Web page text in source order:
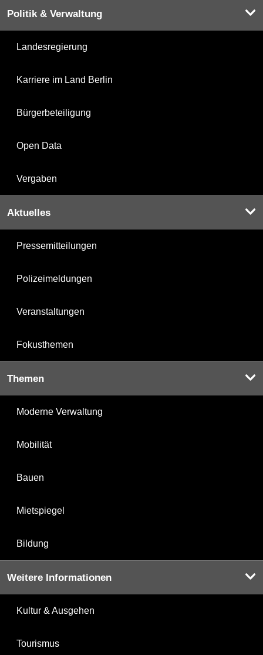
Politik & Verwaltung
Landesregierung
Karriere im Land Berlin
Bürgerbeteiligung
Open Data
Vergaben
Aktuelles
Pressemitteilungen
Polizeimeldungen
Veranstaltungen
Fokusthemen
Themen
Moderne Verwaltung
Mobilität
Bauen
Mietspiegel
Bildung
Weitere Informationen
Kultur & Ausgehen
Tourismus